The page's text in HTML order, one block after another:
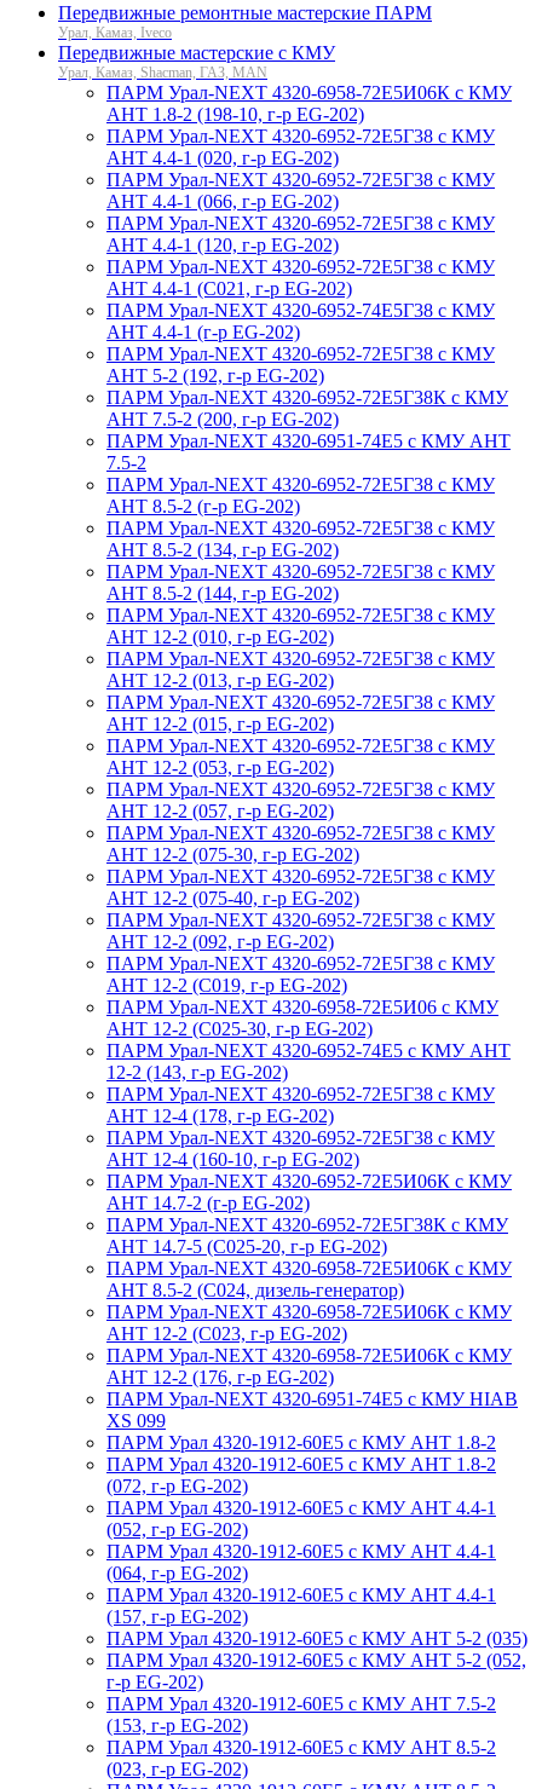
Передвижные ремонтные мастерские ПАРМ
Урал, Камаз, Iveco
Передвижные мастерские с КМУ
Урал, Камаз, Shacman, ГАЗ, MAN
ПАРМ Урал-NEXT 4320-6958-72Е5И06К с КМУ
АНТ 1.8-2 (198-10, г-р EG-202)
ПАРМ Урал-NEXT 4320-6952-72Е5Г38 с КМУ
АНТ 4.4-1 (020, г-р EG-202)
ПАРМ Урал-NEXT 4320-6952-72Е5Г38 с КМУ
АНТ 4.4-1 (066, г-р EG-202)
ПАРМ Урал-NEXT 4320-6952-72Е5Г38 с КМУ
АНТ 4.4-1 (120, г-р EG-202)
ПАРМ Урал-NEXT 4320-6952-72Е5Г38 с КМУ
АНТ 4.4-1 (С021, г-р EG-202)
ПАРМ Урал-NEXT 4320-6952-74Е5Г38 с КМУ
АНТ 4.4-1 (г-р EG-202)
ПАРМ Урал-NEXT 4320-6952-72Е5Г38 с КМУ
АНТ 5-2 (192, г-р EG-202)
ПАРМ Урал-NEXT 4320-6952-72Е5Г38К с КМУ
АНТ 7.5-2 (200, г-р EG-202)
ПАРМ Урал-NEXT 4320-6951-74Е5 с КМУ АНТ
7.5-2
ПАРМ Урал-NEXT 4320-6952-72Е5Г38 с КМУ
АНТ 8.5-2 (г-р EG-202)
ПАРМ Урал-NEXT 4320-6952-72Е5Г38 с КМУ
АНТ 8.5-2 (134, г-р EG-202)
ПАРМ Урал-NEXT 4320-6952-72Е5Г38 с КМУ
АНТ 8.5-2 (144, г-р EG-202)
ПАРМ Урал-NEXT 4320-6952-72Е5Г38 с КМУ
АНТ 12-2 (010, г-р EG-202)
ПАРМ Урал-NEXT 4320-6952-72Е5Г38 с КМУ
АНТ 12-2 (013, г-р EG-202)
ПАРМ Урал-NEXT 4320-6952-72Е5Г38 с КМУ
АНТ 12-2 (015, г-р EG-202)
ПАРМ Урал-NEXT 4320-6952-72Е5Г38 с КМУ
АНТ 12-2 (053, г-р EG-202)
ПАРМ Урал-NEXT 4320-6952-72Е5Г38 с КМУ
АНТ 12-2 (057, г-р EG-202)
ПАРМ Урал-NEXT 4320-6952-72Е5Г38 с КМУ
АНТ 12-2 (075-30, г-р EG-202)
ПАРМ Урал-NEXT 4320-6952-72Е5Г38 с КМУ
АНТ 12-2 (075-40, г-р EG-202)
ПАРМ Урал-NEXT 4320-6952-72Е5Г38 с КМУ
АНТ 12-2 (092, г-р EG-202)
ПАРМ Урал-NEXT 4320-6952-72Е5Г38 с КМУ
АНТ 12-2 (С019, г-р EG-202)
ПАРМ Урал-NEXT 4320-6958-72Е5И06 с КМУ
АНТ 12-2 (С025-30, г-р EG-202)
ПАРМ Урал-NEXT 4320-6952-74Е5 с КМУ АНТ
12-2 (143, г-р EG-202)
ПАРМ Урал-NEXT 4320-6952-72Е5Г38 с КМУ
АНТ 12-4 (178, г-р EG-202)
ПАРМ Урал-NEXT 4320-6952-72Е5Г38 с КМУ
АНТ 12-4 (160-10, г-р EG-202)
ПАРМ Урал-NEXT 4320-6952-72Е5И06К с КМУ
АНТ 14.7-2 (г-р EG-202)
ПАРМ Урал-NEXT 4320-6952-72Е5Г38К с КМУ
АНТ 14.7-5 (С025-20, г-р EG-202)
ПАРМ Урал-NEXT 4320-6958-72Е5И06К с КМУ
АНТ 8.5-2 (С024, дизель-генератор)
ПАРМ Урал-NEXT 4320-6958-72Е5И06К с КМУ
АНТ 12-2 (С023, г-р EG-202)
ПАРМ Урал-NEXT 4320-6958-72Е5И06К с КМУ
АНТ 12-2 (176, г-р EG-202)
ПАРМ Урал-NEXT 4320-6951-74Е5 с КМУ HIAB
XS 099
ПАРМ Урал 4320-1912-60Е5 с КМУ АНТ 1.8-2
ПАРМ Урал 4320-1912-60Е5 с КМУ АНТ 1.8-2
(072, г-р EG-202)
ПАРМ Урал 4320-1912-60Е5 с КМУ АНТ 4.4-1
(052, г-р EG-202)
ПАРМ Урал 4320-1912-60Е5 с КМУ АНТ 4.4-1
(064, г-р EG-202)
ПАРМ Урал 4320-1912-60Е5 с КМУ АНТ 4.4-1
(157, г-р EG-202)
ПАРМ Урал 4320-1912-60Е5 с КМУ АНТ 5-2 (035)
ПАРМ Урал 4320-1912-60Е5 с КМУ АНТ 5-2 (052,
г-р EG-202)
ПАРМ Урал 4320-1912-60Е5 с КМУ АНТ 7.5-2
(153, г-р EG-202)
ПАРМ Урал 4320-1912-60Е5 с КМУ АНТ 8.5-2
(023, г-р EG-202)